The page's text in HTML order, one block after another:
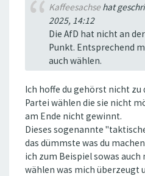
Kaffeesachsehat
2025, 14:12
Die AfD hat nicht an
Punkt. Entsprechend
auch wählen.
Ich hoffe du gehörst nicht zu
Partei wählen die sie nicht
am Ende nicht gewinnt.
Dieses sogenannte
das dümmste was du
ich zum Beispiel sowas auch
wählen was mich überzeugt